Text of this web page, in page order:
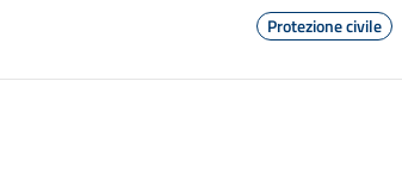
Protezione civile